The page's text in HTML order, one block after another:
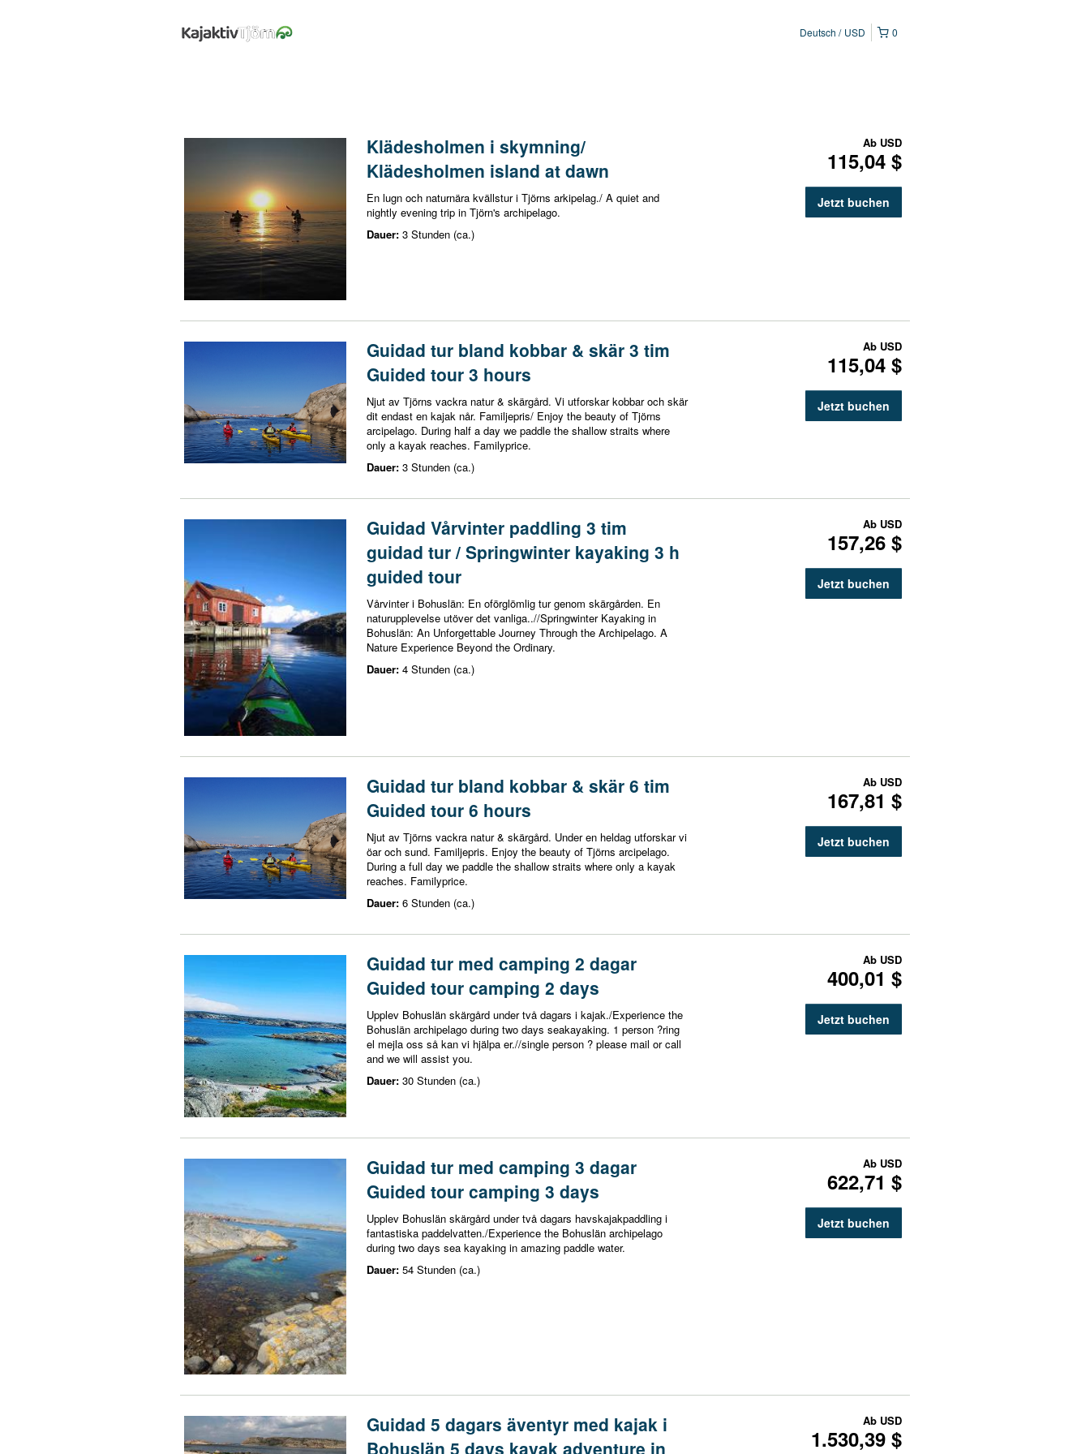
0
Deutsch USD
Klädesholmen i skymning/
Klädesholmen island at dawn
En lugn och naturnära kvällstur i Tjörns arkipelag./ A quiet and
nightly evening trip in Tjörn's archipelago.
Dauer: 3 Stunden (ca.)
Ab USD
115,04 $
Jetzt buchen
Guidad tur bland kobbar & skär 3 tim
Guided tour 3 hours
Njut av Tjörns vackra natur & skärgård. Vi utforskar kobbar och skär
dit endast en kajak når. Familjepris/ Enjoy the beauty of Tjörns
arcipelago. During half a day we paddle the shallow straits where
only a kayak reaches. Familyprice.
Dauer: 3 Stunden (ca.)
Ab USD
115,04 $
Jetzt buchen
Guidad Vårvinter paddling 3 tim
guidad tur / Springwinter kayaking 3 h
guided tour
Vårvinter i Bohuslän: En oförglömlig tur genom skärgården. En
naturupplevelse utöver det vanliga..//Springwinter Kayaking in
Bohuslän: An Unforgettable Journey Through the Archipelago. A
Nature Experience Beyond the Ordinary.
Dauer: 4 Stunden (ca.)
Ab USD
157,26 $
Jetzt buchen
Guidad tur bland kobbar & skär 6 tim
Guided tour 6 hours
Njut av Tjörns vackra natur & skärgård. Under en heldag utforskar vi
öar och sund. Familjepris. Enjoy the beauty of Tjörns arcipelago.
During a full day we paddle the shallow straits where only a kayak
reaches. Familyprice.
Dauer: 6 Stunden (ca.)
Ab USD
167,81 $
Jetzt buchen
Guidad tur med camping 2 dagar
Guided tour camping 2 days
Upplev Bohuslän skärgård under två dagars i kajak./Experience the
Bohuslän archipelago during two days seakayaking. 1 person ?ring
el mejla oss så kan vi hjälpa er.//single person ? please mail or call
and we will assist you.
Dauer: 30 Stunden (ca.)
Ab USD
400,01 $
Jetzt buchen
Guidad tur med camping 3 dagar
Guided tour camping 3 days
Upplev Bohuslän skärgård under två dagars havskajakpaddling i
fantastiska paddelvatten./Experience the Bohuslän archipelago
during two days sea kayaking in amazing paddle water.
Dauer: 54 Stunden (ca.)
Ab USD
622,71 $
Jetzt buchen
Guidad 5 dagars äventyr med kajak i
Bohuslän 5 days kayak adventure in
Ab USD
1.530,39 $